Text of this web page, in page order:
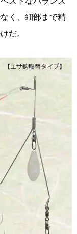
く、細部まで精
だ。